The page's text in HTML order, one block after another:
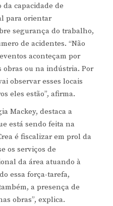
capacidade de
para orientar
segurança do trabalho,
de acidentes. “Não
aconteçam por
obras ou na indústria. Por
observar esses locais
eles estão”, afirma.
Mackey, destaca a
está sendo feita na
é fiscalizar em prol da
os serviços de
da área atuando à
essa força-tarefa,
a presença de
obras”, explica.